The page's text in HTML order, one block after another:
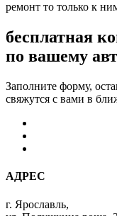
ремонт то только к
бесплатная
по вашему
Заполните форму,
свяжутся с вами в
АДРЕС
г. Ярославль,